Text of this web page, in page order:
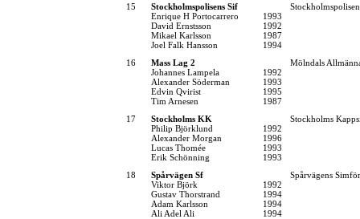
15
Stockholmspolisens Sif
Enrique H Portocarrero
1993
David Ernstsson
1992
Mikael Karlsson
1987
Joel Falk Hansson
1994
16
Mass Lag 2
Mölndals
Johannes Lampela
1992
Alexander Söderman
1993
Edvin Qvirist
1995
Tim Arnesen
1987
17
Stockholms KK
Stockholms
Philip Björklund
1992
Alexander Morgan
1996
Lucas Thomée
1993
Erik Schönning
1993
18
Spårvägen Sf
Spårvägens
Viktor Björk
1992
Gustav Thorstrand
1994
Adam Karlsson
1994
Ali Adel Ali
1994